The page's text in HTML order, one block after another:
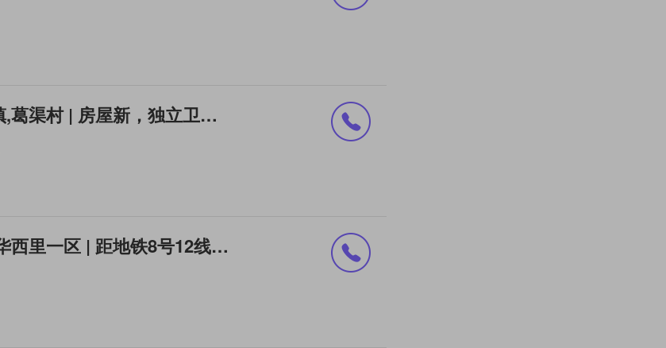
整租4居及以上 | 通州,宋庄镇,葛渠村 | 房屋新，独立卫生间，大厨
整租2居 | 朝阳,安贞街道,安华西里一区 | 距地铁8号12线百米内